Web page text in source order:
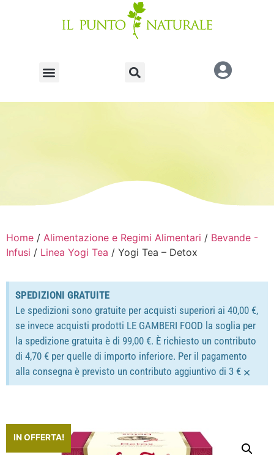
Home / Alimentazione e Regimi Alimentari / Bevande -
Infusi / Linea Yogi Tea / Yogi Tea – Detox
SPEDIZIONI GRATUITE
Le spedizioni sono gratuite per acquisti superiori ai 40,00 €,
se invece acquisti prodotti LE GAMBERI FOOD la soglia per
la spedizione gratuita è di 99,00 €. È richiesto un contributo
di 4,70 € per quelle di importo inferiore. Per il pagamento
alla consegna è previsto un contributo aggiuntivo di 3 € ×
IN OFFERTA!